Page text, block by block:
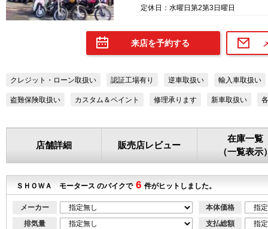
定休日：水曜日第2第3日曜日
来店を予約する
クレジット・ローン取扱い 認証工場有り 逆車取扱い 輸入車取扱い
盗難保険取扱い カスタム＆ペイント 修理承ります 新車取扱い
店舗詳細 販売店レビュー
在庫一覧
（一覧表示
ＳＨＯＷＡ モータース のバイクで 6 件がヒットしました。
メーカー
排気量
本体価格
支払総額